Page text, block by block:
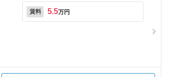
賃料 5.5万円